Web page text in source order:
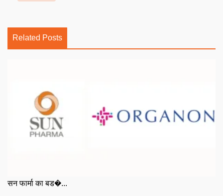
Related Posts
सन फार्मा का बड�...